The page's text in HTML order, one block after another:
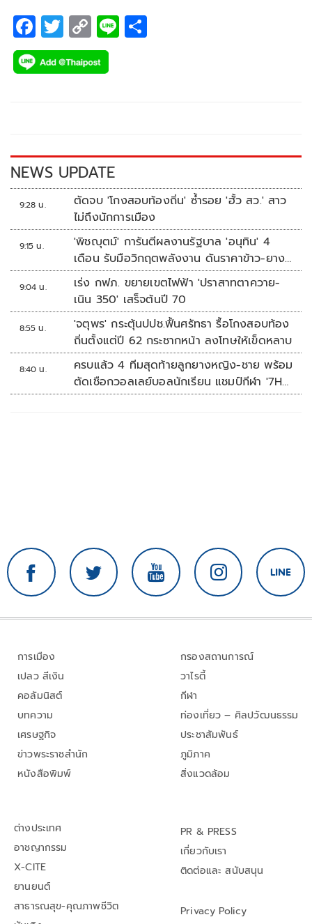
F
ac
e
k
T
wi
tt
C
o
p
k
Li
NEWS UPDATE
9:28 น.
ตัดจบ 'โกงสอบท้องถิ่น' ซ้ำรอย 'ฮั้ว สว.' สาว
ไม่ถึงนักการเมือง
9:15 น.
'พิชญุตม์' การันตีผลงานรัฐบาล 'อนุทิน' 4
เดือน รับมือวิกฤตพลังงาน ดันราคาข้าว-ยาง-
ปาล์ม พุ่งต่อเนื่อง พร้อมอัดมาตรการช่วยลด
ต้นทุน-ขยายตลาดโลก
9:04 น.
เร่ง กฟภ. ขยายเขตไฟฟ้า 'ปราสาทตาควาย-
เนิน 350' เสร็จต้นปี 70
8:55 น.
'จตุพร' กระตุ้นปปช.ฟื้นศรัทธา รื้อโกงสอบท้อง
ถิ่นตั้งแต่ปี 62 กระชากหน้า ลงโทษให้เข็ดหลาบ
8:40 น.
ครบแล้ว 4 ทีมสุดท้ายลูกยางหญิง-ชาย พร้อม
ตัดเชือกวอลเลย์บอลนักเรียน แชมป์กีฬา '7HD
2026'
การเมือง
เปลว สีเงิน
คอลัมนิสต์
บทความ
เศรษฐกิจ
ข่าวพระราชสำนัก
หนังสือพิมพ์
กรองสถานการณ์
วาไรตี้
กีฬา
ท่องเที่ยว – ศิลปวัฒนธรรม
ประชาสัมพันธ์
ภูมิภาค
สิ่งแวดล้อม
ต่างประเทศ
อาชญากรรม
X-CITE
ยานยนต์
สาธารณสุข-คุณภาพชีวิต
PR & PRESS
เกี่ยวกับเรา
ติดต่อและ สนับสนุน
Privacy Policy